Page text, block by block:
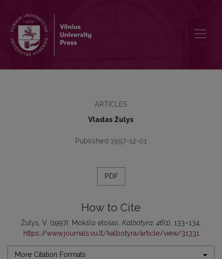
ARTICLES
Vladas Žulys
Published 1997-12-01
PDF
How to Cite
Žulys, V. (1997). Mokslo etosas. Kalbotyra ,46(1), 133–134.
https://www.journals.vu.lt/kalbotyra/article/view/31331
More Citation Formats